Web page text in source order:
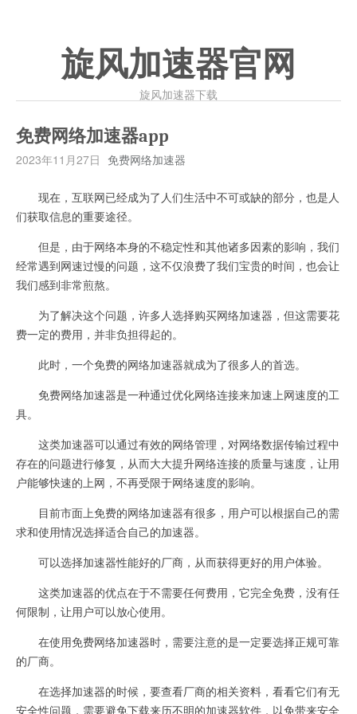
旋风加速器官网
旋风加速器下载
免费网络加速器app
2023年11月27日 免费网络加速器
现在，互联网已经成为了人们生活中不可或缺的部分，也是人
们获取信息的重要途径。
但是，由于网络本身的不稳定性和其他诸多因素的影响，我们
经常遇到网速过慢的问题，这不仅浪费了我们宝贵的时间，也会让
我们感到非常煎熬。
为了解决这个问题，许多人选择购买网络加速器，但这需要花
费一定的费用，并非负担得起的。
此时，一个免费的网络加速器就成为了很多人的首选。
免费网络加速器是一种通过优化网络连接来加速上网速度的工
具。
这类加速器可以通过有效的网络管理，对网络数据传输过程中
存在的问题进行修复，从而大大提升网络连接的质量与速度，让用
户能够快速的上网，不再受限于网络速度的影响。
目前市面上免费的网络加速器有很多，用户可以根据自己的需
求和使用情况选择适合自己的加速器。
可以选择加速器性能好的厂商，从而获得更好的用户体验。
这类加速器的优点在于不需要任何费用，它完全免费，没有任
何限制，让用户可以放心使用。
在使用免费网络加速器时，需要注意的是一定要选择正规可靠
的厂商。
在选择加速器的时候，要查看厂商的相关资料，看看它们有无
安全性问题，需要避免下载来历不明的加速器软件，以免带来安全